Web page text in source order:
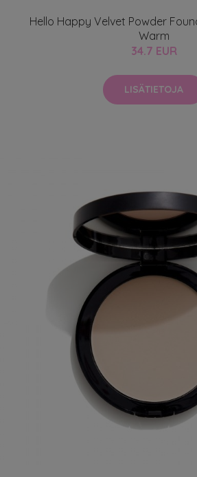
Hello Happy Velvet Powder
Warm
34.7 EUR
LISÄTIETOJA